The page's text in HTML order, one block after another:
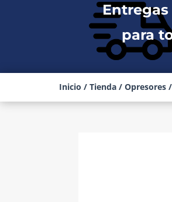
para
Inicio / Tienda/ Opresores/